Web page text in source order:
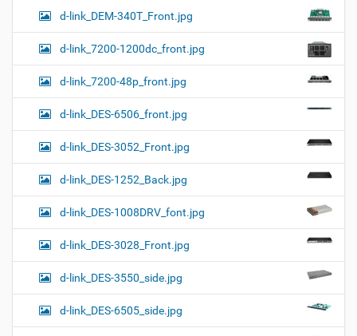
d-link_DEM-340T_Front.jpg
d-link_7200-1200dc_front.jpg
d-link_7200-48p_front.jpg
d-link_DES-6506_front.jpg
d-link_DES-3052_Front.jpg
d-link_DES-1252_Back.jpg
d-link_DES-1008DRV_font.jpg
d-link_DES-3028_Front.jpg
d-link_DES-3550_side.jpg
d-link_DES-6505_side.jpg